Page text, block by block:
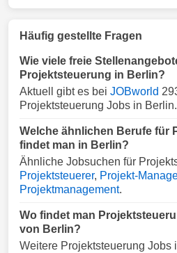
Häufig gestellte Fragen
Wie viele freie
Projektsteuerung in Berlin?
Aktuell gibt es bei JOBworld
Projektsteuerung Jobs in Berlin.
Welche ähnlichen Berufe für
findet man in Berlin?
Ähnliche Jobsuchen für
Projektsteuerer, Projekt-
Projektmanagement.
Wo findet man
von Berlin?
Weitere Projektsteuerung Jobs